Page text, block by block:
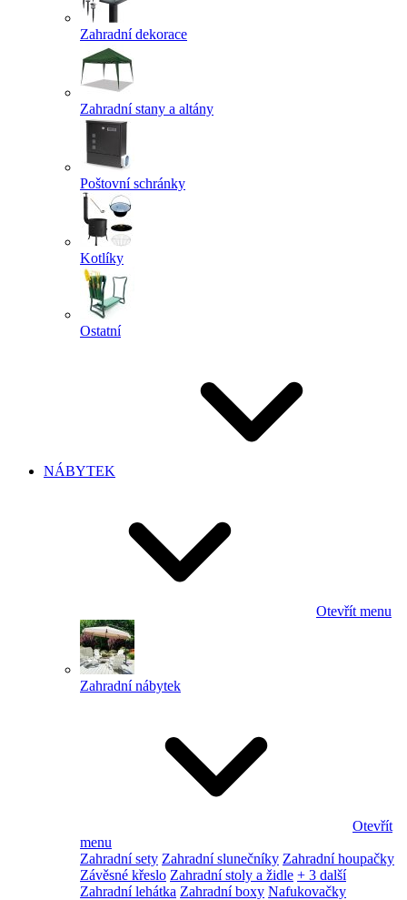
Zahradní dekorace
Zahradní stany a altány
Poštovní schránky
Kotlíky
Ostatní
NÁBYTEK
Otevřít menu
Zahradní nábytek
Otevřít
menu
Zahradní sety Zahradní slunečníky Zahradní houpačky
Závěsné křeslo Zahradní stoly a židle + 3 další
Zahradní lehátka Zahradní boxy Nafukovačky